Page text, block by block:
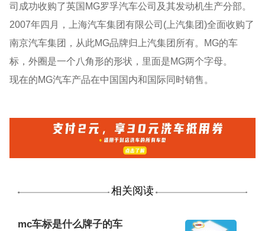
司成功收购了英国MG罗孚汽车公司及其发动机生产分部。
2007年四月，上海汽车集团有限公司(上汽集团)全面收购了
南京汽车集团，从此MG品牌归上汽集团所有。MG的车
标，外圈是一个八角形的形状，里面是MG两个字母。
现在的MG汽车产品在中国国内和国际同时销售。
相关阅读
mc车标是什么牌子的车